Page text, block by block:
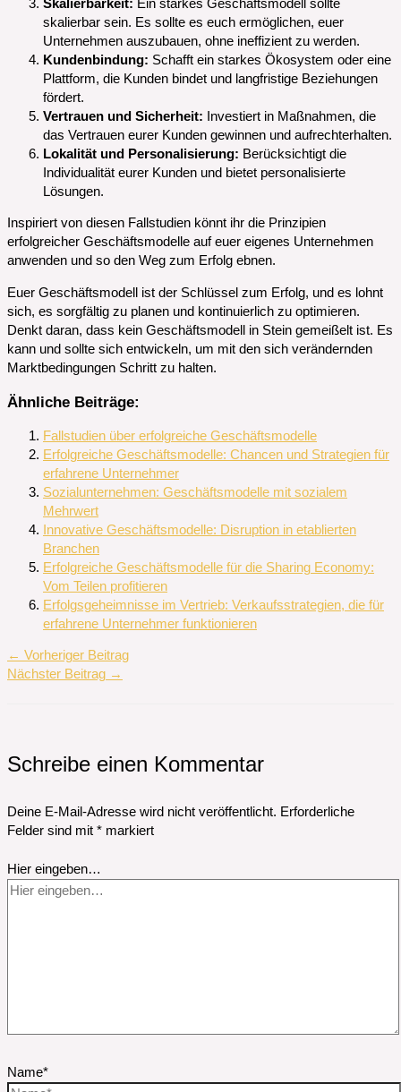
Skalierbarkeit: Ein starkes Geschäftsmodell sollte
skalierbar sein. Es sollte es euch ermöglichen, euer
Unternehmen auszubauen, ohne ineffizient zu werden.
Kundenbindung: Schafft ein starkes Ökosystem oder eine
Plattform, die Kunden bindet und langfristige Beziehungen
fördert.
Vertrauen und Sicherheit: Investiert in Maßnahmen, die
das Vertrauen eurer Kunden gewinnen und aufrechterhalten.
Lokalität und Personalisierung: Berücksichtigt die
Individualität eurer Kunden und bietet personalisierte
Lösungen.
Inspiriert von diesen Fallstudien könnt ihr die Prinzipien
erfolgreicher Geschäftsmodelle auf euer eigenes Unternehmen
anwenden und so den Weg zum Erfolg ebnen.
Euer Geschäftsmodell ist der Schlüssel zum Erfolg, und es lohnt
sich, es sorgfältig zu planen und kontinuierlich zu optimieren.
Denkt daran, dass kein Geschäftsmodell in Stein gemeißelt ist. Es
kann und sollte sich entwickeln, um mit den sich verändernden
Marktbedingungen Schritt zu halten.
Ähnliche Beiträge:
Fallstudien über erfolgreiche Geschäftsmodelle
Erfolgreiche Geschäftsmodelle: Chancen und Strategien für
erfahrene Unternehmer
Sozialunternehmen: Geschäftsmodelle mit sozialem
Mehrwert
Innovative Geschäftsmodelle: Disruption in etablierten
Branchen
Erfolgreiche Geschäftsmodelle für die Sharing Economy:
Vom Teilen profitieren
Erfolgsgeheimnisse im Vertrieb: Verkaufsstrategien, die für
erfahrene Unternehmer funktionieren
← Vorheriger Beitrag
Nächster Beitrag →
Schreibe einen Kommentar
Deine E-Mail-Adresse wird nicht veröffentlicht. Erforderliche
Felder sind mit * markiert
Hier eingeben…
Name*